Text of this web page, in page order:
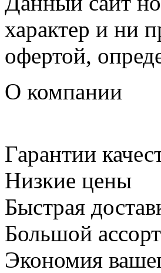
характер и ни
офертой,
О компании
Гарантии
Низкие цены
Быстрая
Большой
Экономия